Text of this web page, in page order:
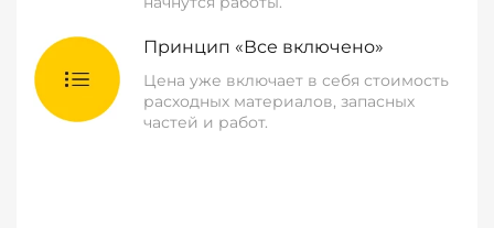
Принцип «Все включено»
Цена уже включает в себя стоимость
расходных материалов, запасных
частей и работ.